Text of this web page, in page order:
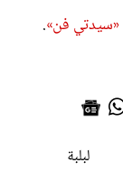
«سيدتي فن».
لبلبة